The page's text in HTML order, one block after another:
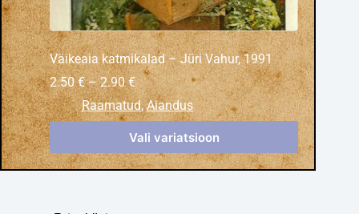
Väikeaia katmikalad – Jüri Vahur, 1991
2.50€ – 2.90€
Raamatud,Aiandus
Vali variatsioon